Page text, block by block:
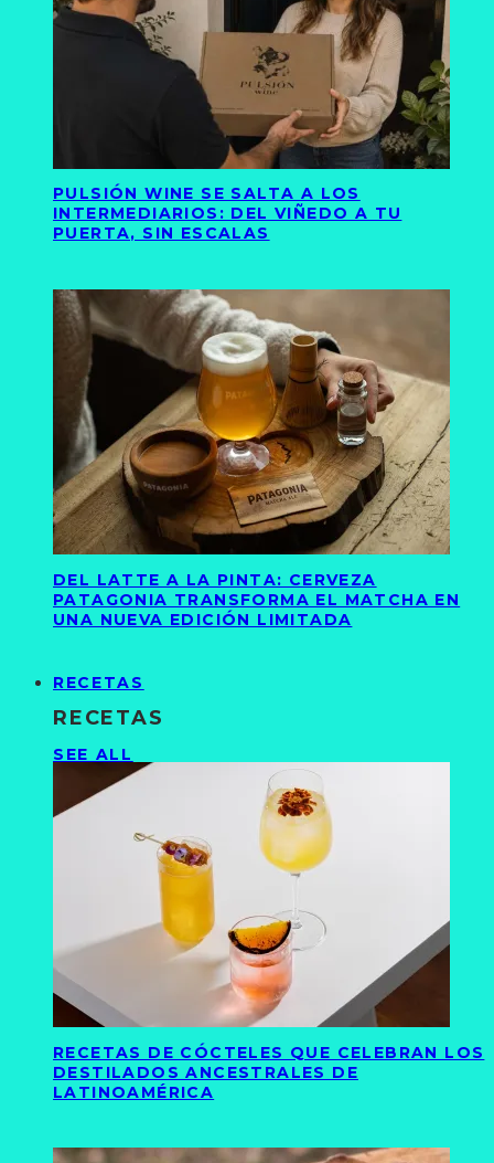
PULSIÓN WINE SE SALTA A LOS
INTERMEDIARIOS: DEL VIÑEDO A TU
PUERTA, SIN ESCALAS
DEL LATTE A LA PINTA: CERVEZA
PATAGONIA TRANSFORMA EL MATCHA EN
UNA NUEVA EDICIÓN LIMITADA
RECETAS
RECETAS
SEE ALL
RECETAS DE CÓCTELES QUE CELEBRAN LOS
DESTILADOS ANCESTRALES DE
LATINOAMÉRICA